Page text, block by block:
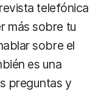
telefónica
más sobre tu
sobre el
es una
preguntas y